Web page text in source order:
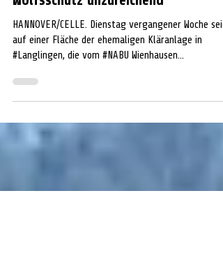
Mutmaßlicher Wolfsriss in
- NABU: "Medienberichte und
Wolfsschutz unzureichend"
HANNOVER/CELLE. Dienstag vergangener Woche
auf einer Fläche der ehemaligen Kläranlage in